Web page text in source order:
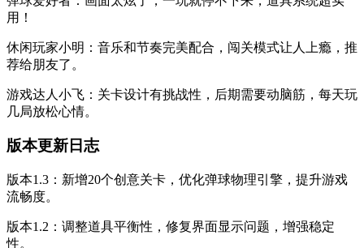
用！
休闲玩家小明：音乐和节奏完美配合，闯关模式让人上瘾，推
荐给朋友了。
游戏达人小飞：关卡设计有挑战性，后期需要动脑筋，每天玩
几局放松心情。
版本更新日志
版本1.3：新增20个创意关卡，优化弹球物理引擎，提升游戏
流畅度。
版本1.2：调整道具平衡性，修复界面显示问题，增强稳定
性。